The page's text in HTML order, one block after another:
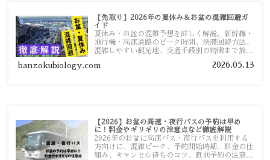
【先取り】2026年の夏休み＆お盆の混雑回避ガ
イド
夏休み・お盆の混雑予想を詳しく解説。新幹線・
飛行機・高速道路のピーク時間、渋滞回避方法、
混雑しやすい観光地、交通手段別の特徴まで旅行
banzokubiology.com 2026.05.13
【2026】お盆の高速・夜行バスの予約は早め
に！料金やギリギリの注意点など徹底解説
2026年のお盆に高速バス・夜行バスを利用する
方向けに、混雑ピーク、予約開始時期、料金の仕
組み、キャンセル待ちのコツ、直前予約の注意点